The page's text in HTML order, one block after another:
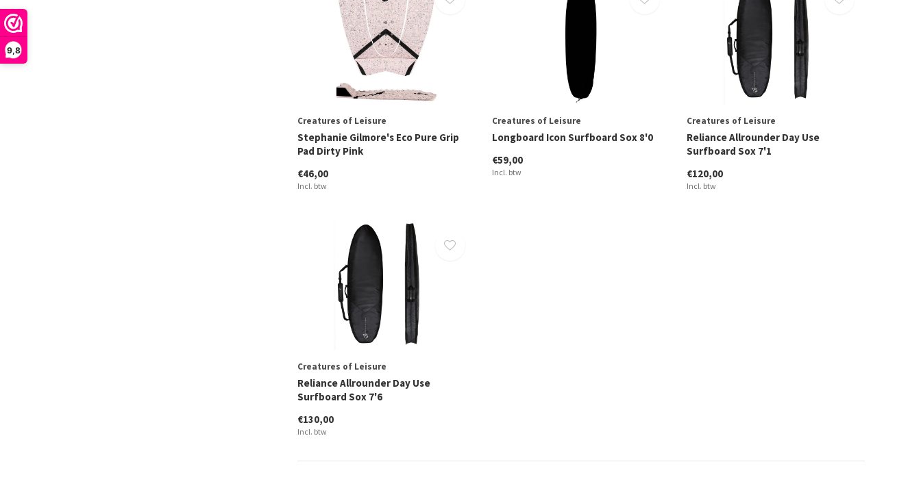
9,8
Creatures of Leisure
Stephanie Gilmore's Eco Pure Grip
Pad Dirty Pink
€46,00
Incl. btw
Creatures of Leisure
Longboard Icon Surfboard Sox 8'0
€59,00
Incl. btw
Creatures of Leisure
Reliance Allrounder Day Use
Surfboard Sox 7'1
€120,00
Incl. btw
Creatures of Leisure
Reliance Allrounder Day Use
Surfboard Sox 7'6
€130,00
Incl. btw